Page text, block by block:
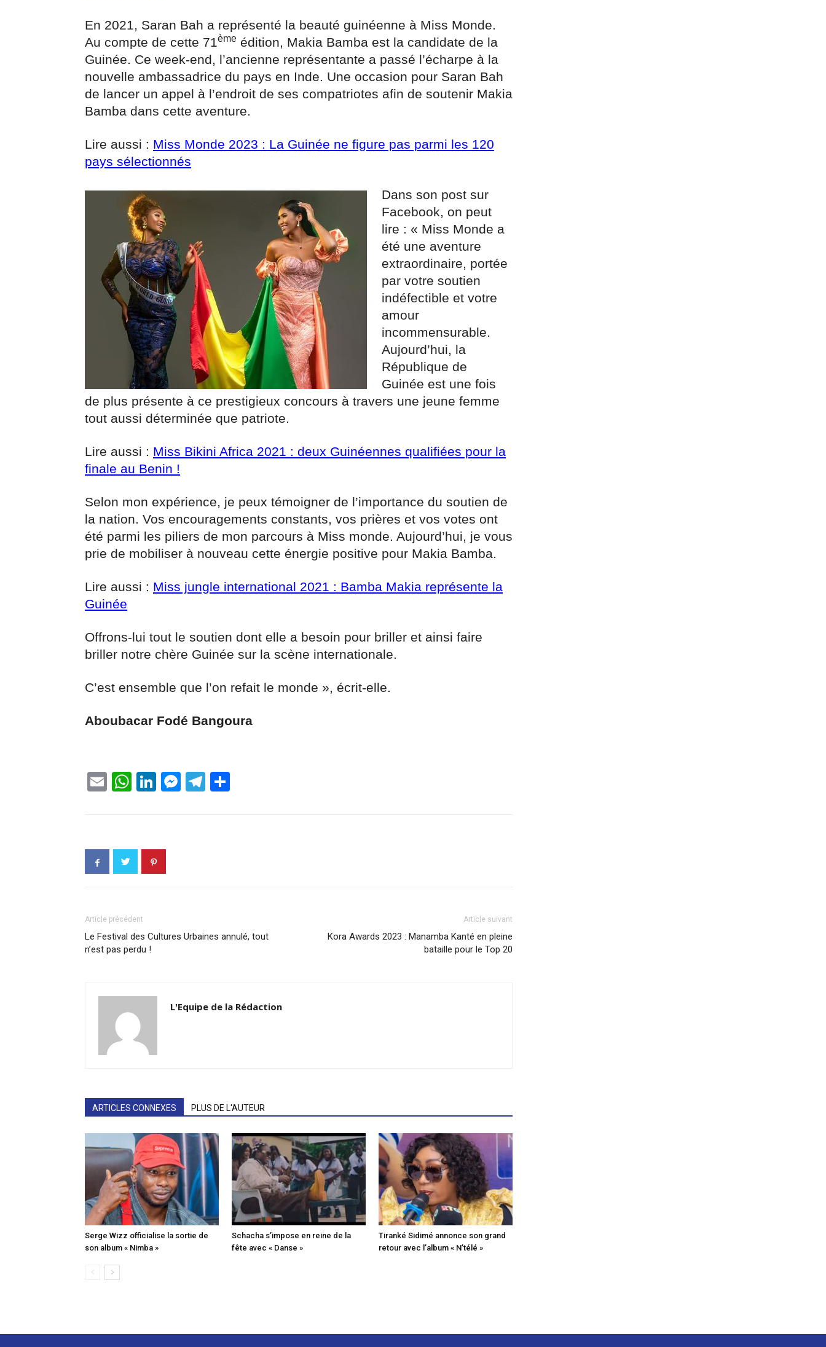
En 2021, Saran Bah a représenté la beauté guinéenne à Miss Monde.
Au compte de cette 71ème édition, Makia Bamba est la candidate de la
Guinée. Ce week-end, l’ancienne représentante a passé l’écharpe à la
nouvelle ambassadrice du pays en Inde. Une occasion pour Saran Bah
de lancer un appel à l’endroit de ses compatriotes afin de soutenir Makia
Bamba dans cette aventure.
Lire aussi : Miss Monde 2023 : La Guinée ne figure pas parmi les 120
pays sélectionnés
Dans son post sur
Facebook, on peut
lire : « Miss Monde a
été une aventure
extraordinaire, portée
par votre soutien
indéfectible et votre
amour
incommensurable.
Aujourd’hui, la
République de
Guinée est une fois
de plus présente à ce prestigieux concours à travers une jeune femme
tout aussi déterminée que patriote.
Lire aussi : Miss Bikini Africa 2021 : deux Guinéennes qualifiées pour la
finale au Benin !
Selon mon expérience, je peux témoigner de l’importance du soutien de
la nation. Vos encouragements constants, vos prières et vos votes ont
été parmi les piliers de mon parcours à Miss monde. Aujourd’hui, je vous
prie de mobiliser à nouveau cette énergie positive pour Makia Bamba.
Lire aussi : Miss jungle international 2021 : Bamba Makia représente la
Guinée
Offrons-lui tout le soutien dont elle a besoin pour briller et ainsi faire
briller notre chère Guinée sur la scène internationale.
C’est ensemble que l’on refait le monde », écrit-elle.
Aboubacar Fodé Bangoura
EmailWhatsApp
LinkedIn
Messenger
Telegram
Article précédent
Le Festival des Cultures Urbaines annulé, tout
n’est pas perdu !
Article suivant
Kora Awards 2023 : Manamba Kanté en pleine
bataille pour le Top 20
L'Equipe de la Rédaction
ARTICLES CONNEXES PLUS DE L'AUTEUR
Serge Wizz officialise la sortie de
son album « Nimba »
Schacha s’impose en reine de la
fête avec « Danse »
Tiranké Sidimé annonce son grand
retour avec l’album « N’télé »